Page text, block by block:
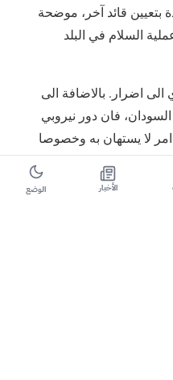
الأخبار الوضع
قائد آخر، موضحة
السلام في البلد
الى اضرار. بالاضافة الى
فان دور نيروبي
لا يستهان به وخصوصا
(ايغاد) التي اشرفت
اب/ اغسطس 2015.